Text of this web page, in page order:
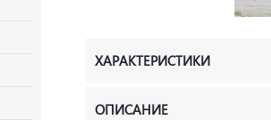
ХАРАКТЕРИСТИКИ
ОПИСАНИЕ